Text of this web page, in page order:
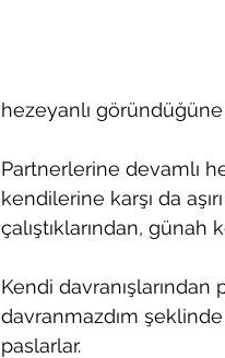
hezeyanlı
Partnerlerine devamlı
kendilerine karşı da
çalıştıklarından, günah
Kendi
davranmazdım
paslarlar.